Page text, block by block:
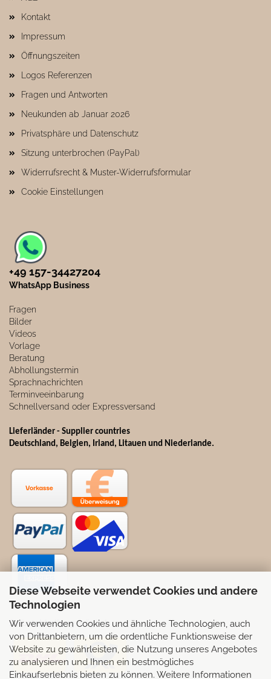
Diese Webseite verwendet Cookies und andere
Technologien
Wir verwenden Cookies und ähnliche Technologien, auch
von Drittanbietern, um die ordentliche Funktionsweise der
Website zu gewährleisten, die Nutzung unseres Angebotes
zu analysieren und Ihnen ein bestmögliches
Einkaufserlebnis bieten zu können. Weitere Informationen
Kontakt
Impressum
Öffnungszeiten
Logos Referenzen
Fragen und Antworten
Neukunden ab Januar 2026
Privatsphäre und Datenschutz
Sitzung unterbrochen (PayPal)
Widerrufsrecht & Muster-Widerrufsformular
Cookie Einstellungen
+49 157-34427204​
WhatsApp Business
Fragen
Bilder
Videos
Vorlage
Beratung
Abhollungstermin
Sprachnachrichten
Terminveeinbarung
Schnellversand oder Expressversand
Lieferländer - Supplier countries
Deutschland, Belgien, Irland, Litauen und Niederlande.
Selbstabhollung möglich